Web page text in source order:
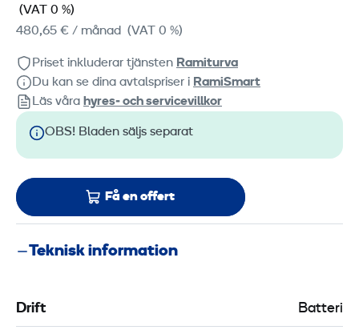
(VAT 0 %)
480,65 € / månad (VAT 0 %)
Priset inkluderar tjänsten Ramiturva
Du kan se dina avtalspriser i RamiSmart
Läs våra hyres‑ och servicevillkor
OBS! Bladen säljs separat
Få en offert
Teknisk information
Drift Batteri